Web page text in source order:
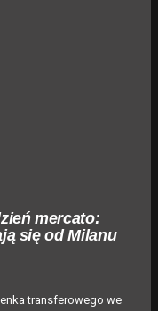
mercato:
się od Milanu
transferowego we